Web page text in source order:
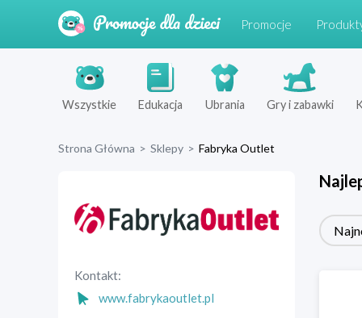
Promocje
Wszystkie Edukacja Ubrania Gry i zabawki
Strona Główna > Sklepy > Fabryka Outlet
Kontakt:
www.fabrykaoutlet.pl